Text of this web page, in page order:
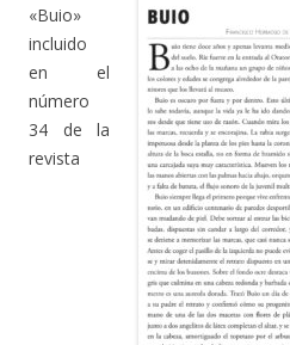
«Buio»
incluido
en el
número
34 de la
revista